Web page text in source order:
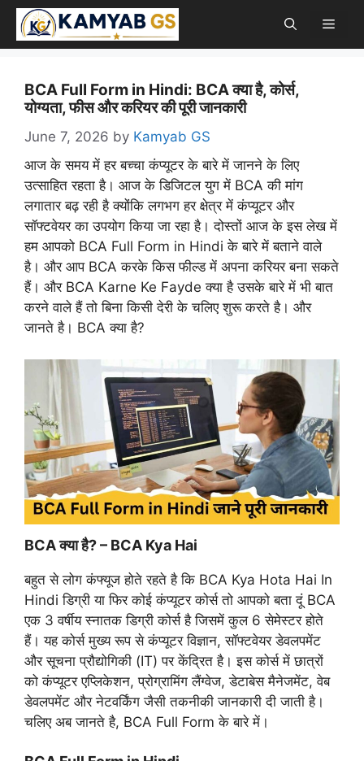
Skip
content
BCA Full Form in Hindi: BCA क्या है, कोर्स,
योग्यता, फीस और करियर की पूरी जानकारी
June 7, 2026 by Kamyab GS
आज के समय में हर बच्चा कंप्यूटर के बारे में जानने के लिए
उत्साहित रहता है। आज के डिजिटल युग में BCA की मांग
लगातार बढ़ रही है क्योंकि लगभग हर क्षेत्र में कंप्यूटर और
सॉफ्टवेयर का उपयोग किया जा रहा है। दोस्तों आज के इस लेख में
हम आपको BCA Full Form in Hindi के बारे में बताने वाले
है। और आप BCA करके किस फील्ड में अपना करियर बना सकते
हैं। और BCA Karne Ke Fayde क्या है उसके बारे में भी बात
करने वाले हैं तो बिना किसी देरी के चलिए शुरू करते है। और
जानते है। BCA क्या है?
BCA क्या है? – BCA Kya Hai
बहुत से लोग कंफ्यूज होते रहते है कि BCA Kya Hota Hai In
Hindi डिग्री या फिर कोई कंप्यूटर कोर्स तो आपको बता दूं BCA
एक 3 वर्षीय स्नातक डिग्री कोर्स है जिसमें कुल 6 सेमेस्टर होते
हैं। यह कोर्स मुख्य रूप से कंप्यूटर विज्ञान, सॉफ्टवेयर डेवलपमेंट
और सूचना प्रौद्योगिकी (IT) पर केंद्रित है। इस कोर्स में छात्रों
को कंप्यूटर एप्लिकेशन, प्रोग्रामिंग लैंग्वेज, डेटाबेस मैनेजमेंट, वेब
डेवलपमेंट और नेटवर्किंग जैसी तकनीकी जानकारी दी जाती है।
चलिए अब जानते है, BCA Full Form के बारे में।